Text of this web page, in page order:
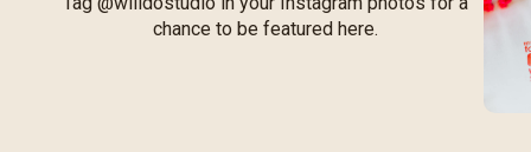
chance to be featured here.